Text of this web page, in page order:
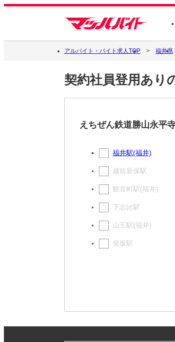
アルバイト・バイト求人TOP 福井県
契約社員登用あり
えちぜん鉄道勝山永平
福井駅(福井)
越前新保駅
観音町駅(福井)
下志比駅
山王駅(福井)
発坂駅